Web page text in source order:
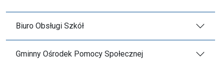
Biuro Obsługi Szkół
Gminny Ośrodek Pomocy Społecznej